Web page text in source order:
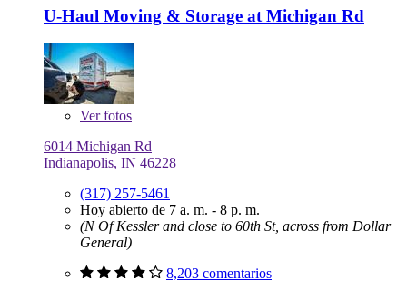
U-Haul Moving & Storage at Michigan Rd
Verfotos
6014 Michigan Rd
Indianapolis, IN 46228
(317) 257-5461
Hoy abierto de 7 a. m. - 8 p. m.
(N Of Kessler and close to 60th St, across from Dollar
General)
8,203 comentarios